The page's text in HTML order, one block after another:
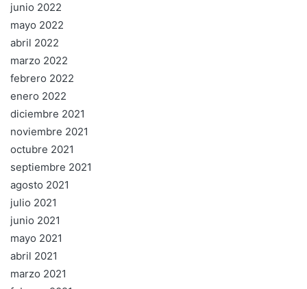
junio 2022
mayo 2022
abril 2022
marzo 2022
febrero 2022
enero 2022
diciembre 2021
noviembre 2021
octubre 2021
septiembre 2021
agosto 2021
julio 2021
junio 2021
mayo 2021
abril 2021
marzo 2021